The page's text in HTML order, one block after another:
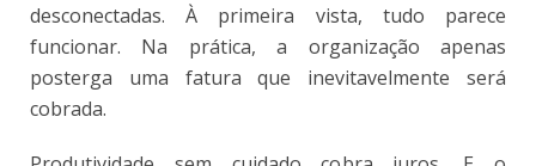
desconectadas. À primeira vista, tudo parece
funcionar. Na prática, a organização apenas
posterga uma fatura que inevitavelmente será
cobrada.